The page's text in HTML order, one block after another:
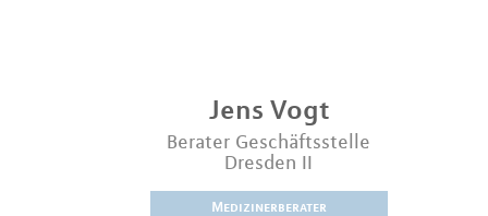
Jens Vogt
Berater Geschäftsstelle
Dresden II
Medizinerberater